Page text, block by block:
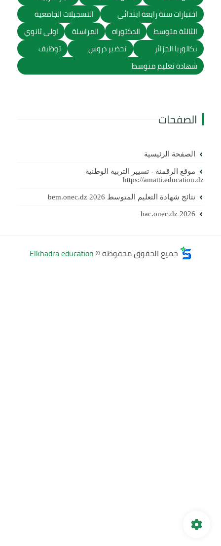
اختبارات سنة رابعة ابتدائي
التسجيلات الجامعية
الثالثة متوسط
الدكتوراه المراسلة
اولى ثانوي
بكالوريا الجزائر
تحضير دروس
توظيف
شهادة تعليم متوسط
الصفحات
الصفحة الرئيسية
موقع الرقمنة - تسيير التربية الوطنية
https://
نتائج شهادة التعليم المتوسط 2026 bem.onec.dz
bac.onec.dz 2026
جميع الحقوق محفوظة ©Elkhadra education